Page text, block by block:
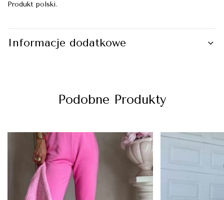
Produkt polski.
Informacje dodatkowe
Podobne Produkty